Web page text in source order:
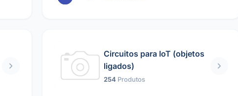
Circuitos para IoT (objetos
ligados)
254 Produtos